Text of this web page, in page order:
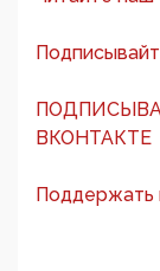
ВКОНТАКТЕ
Поддержать